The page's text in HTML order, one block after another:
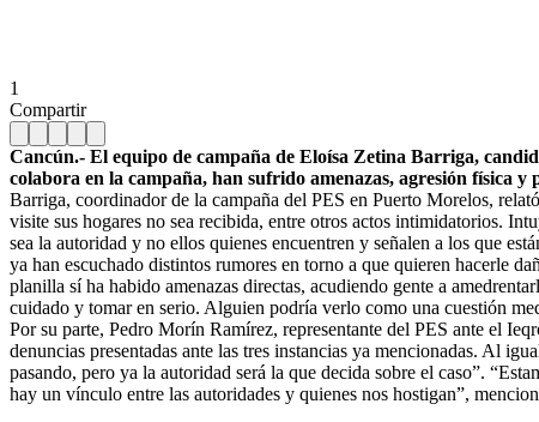
1
Compartir
Cancún.- El equipo de campaña de Eloísa Zetina Barriga,
colabora en la campaña, han sufrido amenazas, agresión física
Barriga, coordinador de la campaña del PES en Puerto Morelos,
visite sus hogares no sea recibida, entre otros actos intimidatorios.
sea la autoridad y no ellos quienes encuentren y señalen a los que
ya han escuchado distintos rumores en torno a que quieren hacerle
planilla sí ha habido amenazas directas, acudiendo gente a
cuidado y tomar en serio. Alguien podría verlo como una cuestión
Por su parte, Pedro Morín Ramírez, representante del PES ante el
denuncias presentadas ante las tres instancias ya mencionadas. Al
pasando, pero ya la autoridad será la que decida sobre el caso”.
hay un vínculo entre las autoridades y quienes nos hostigan”,